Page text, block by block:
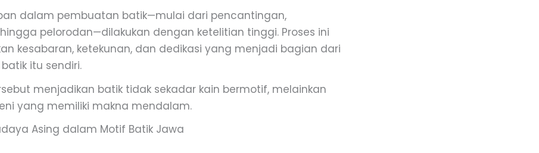
dalam pembuatan batik—mulai dari pencantingan,
pelorodan—dilakukan dengan ketelitian tinggi. Proses ini
kesabaran, ketekunan, dan dedikasi yang menjadi bagian dari
itu sendiri.
menjadikan batik tidak sekadar kain bermotif, melainkan
yang memiliki makna mendalam.
Asing dalam Motif Batik Jawa